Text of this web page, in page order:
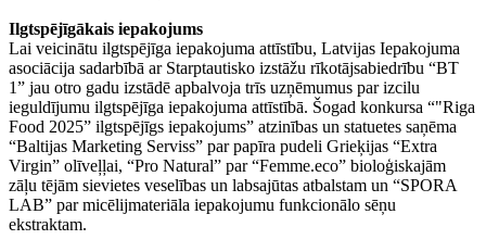
Ilgtspējīgākais iepakojums
Lai veicinātu ilgtspējīga iepakojuma attīstību, Latvijas Iepakojuma
asociācija sadarbībā ar Starptautisko izstāžu rīkotājsabiedrību “BT
1” jau otro gadu izstādē apbalvoja trīs uzņēmumus par izcilu
ieguldījumu ilgtspējīga iepakojuma attīstībā. Šogad konkursa “"Riga
Food 2025” ilgtspējīgs iepakojums” atzinības un statuetes saņēma
“Baltijas Marketing Serviss” par papīra pudeli Grieķijas “Extra
Virgin” olīveļļai, “Pro Natural” par “Femme.eco” bioloģiskajām
zāļu tējām sievietes veselības un labsajūtas atbalstam un “SPORA
LAB” par micēlijmateriāla iepakojumu funkcionālo sēņu
ekstraktam.